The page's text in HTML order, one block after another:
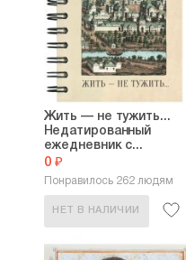
Жить — не тужить...
Недатированный
ежедневник с...
0 ₽
Понравилось 262 людям
НЕТ В НАЛИЧИИ